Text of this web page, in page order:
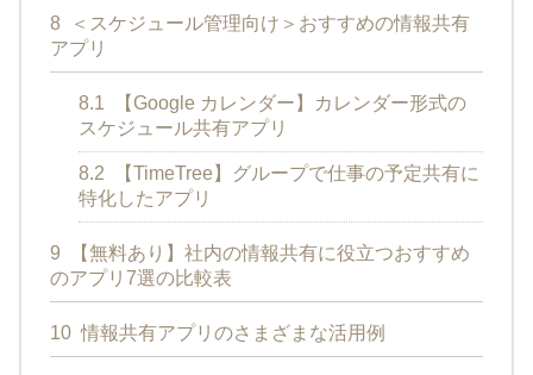
8
＜スケジュール管理向け＞おすすめの情報共有
アプリ
8.1
【Google カレンダー】カレンダー形式の
スケジュール共有アプリ
8.2
【TimeTree】グループで仕事の予定共有に
特化したアプリ
9
【無料あり】社内の情報共有に役立つおすすめ
のアプリ7選の比較表
10 情報共有アプリのさまざまな活用例